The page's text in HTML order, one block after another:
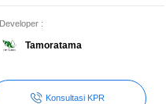
Developer :
Tamoratama
Konsultasi KPR